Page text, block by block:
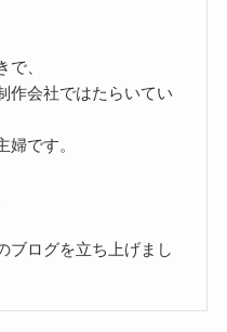
、
作会社ではたらいてい
です。
ブログを立ち上げまし